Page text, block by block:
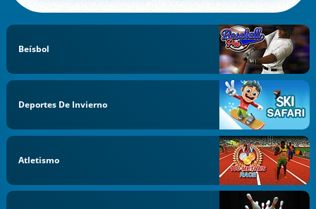
Beísbol
Deportes De Invierno
Atletismo